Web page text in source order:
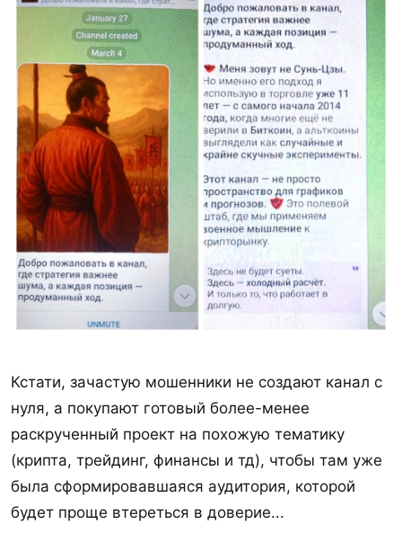
Кстати, зачастую мошенники не создают канал с
нуля, а покупают готовый более-менее
раскрученный проект на похожую тематику
(крипта, трейдинг, финансы и тд), чтобы там уже
была сформировавшаяся аудитория, которой
будет проще втереться в доверие...